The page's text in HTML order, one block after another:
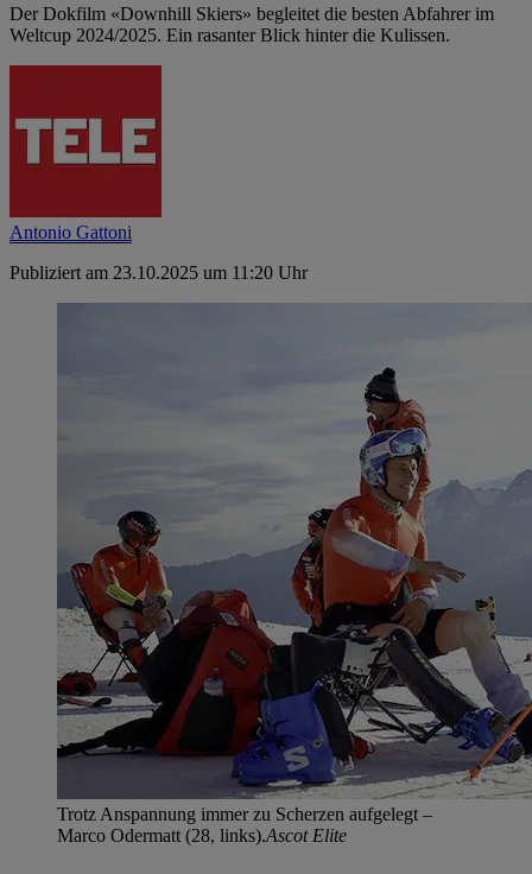
Der Dokfilm «Downhill Skiers» begleitet die besten Abfahrer im
Weltcup 2024/2025. Ein rasanter Blick hinter die Kulissen.
Antonio Gattoni
Publiziert am 23.10.2025 um 11:20 Uhr
Trotz Anspannung immer zu Scherzen aufgelegt –
Marco Odermatt (28, links).Ascot Elite